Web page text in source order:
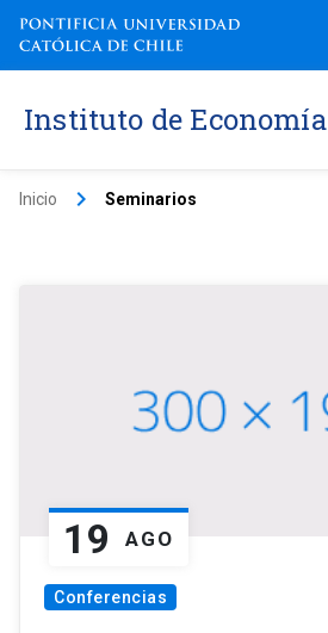
Instituto de Economía
Inicio keyboard_arrow_right Seminarios
19 AGO
Conferencias